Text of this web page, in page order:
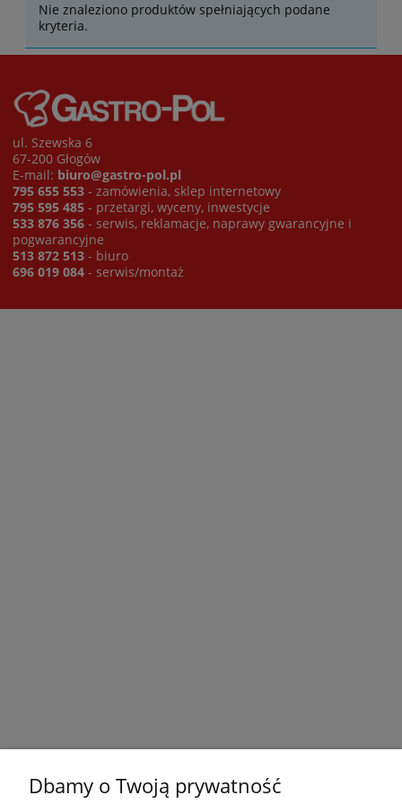
Nie znaleziono produktów spełniających podane
kryteria.
ul. Szewska 6
67-200 Głogów
E-mail: biuro@gastro-pol.pl
795 655 553 - zamówienia, sklep internetowy
795 595 485 - przetargi, wyceny, inwestycje
533 876 356 - serwis, reklamacje, naprawy gwarancyjne i
pogwarancyjne
513 872 513 - biuro
696 019 084 - serwis/montaż
Dbamy o Twoją prywatność